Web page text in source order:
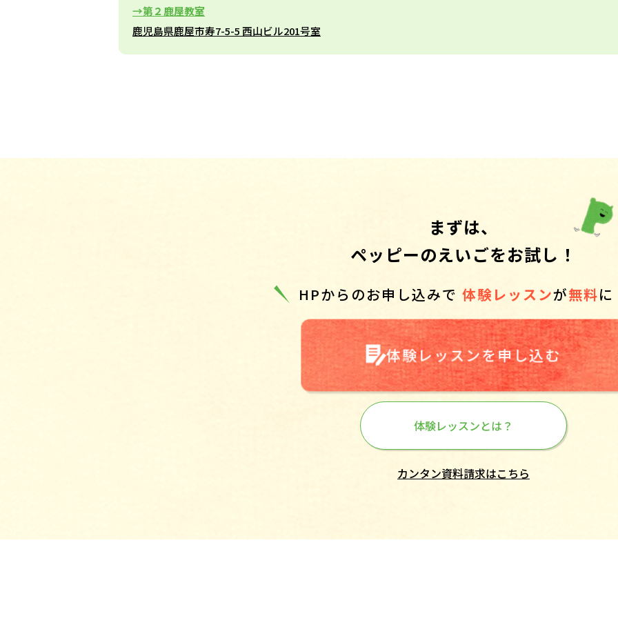
第２鹿屋教室
鹿児島県鹿屋市寿7-5-5 西山ビル201号室
まずは、
ペッピーのえいごをお試し！
HPからのお申し込みで 体験レッスンが無料
体験レッスンを申し込む
体験レッスンとは？
カンタン資料請求はこちら